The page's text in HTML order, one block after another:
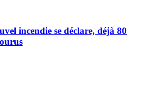
incendie se déclare, déjà 80